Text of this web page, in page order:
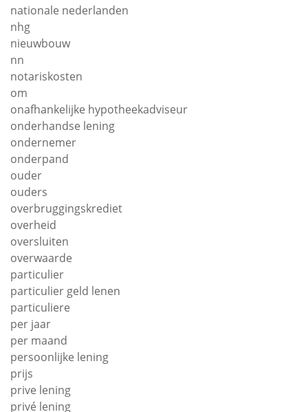
nationale nederlanden
nhg
nieuwbouw
nn
notariskosten
om
onafhankelijke hypotheekadviseur
onderhandse lening
ondernemer
onderpand
ouder
ouders
overbruggingskrediet
overheid
oversluiten
overwaarde
particulier
particulier geld lenen
particuliere
per jaar
per maand
persoonlijke lening
prijs
prive lening
privé lening